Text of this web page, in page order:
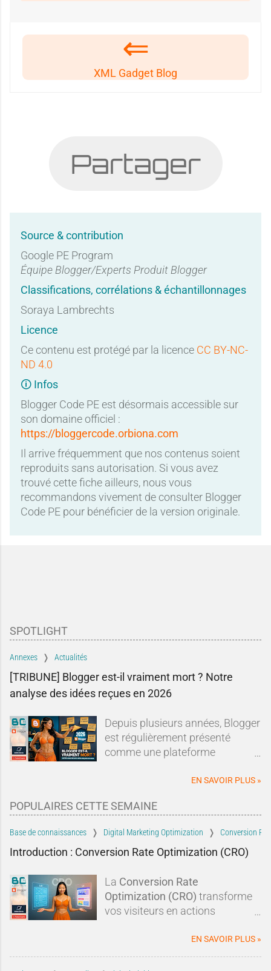
XML Gadget Blog
Partager
Source & contribution
Google PE Program
Équipe Blogger/Experts Produit Blogger
Classifications, corrélations & échantillonnages
Soraya Lambrechts
Licence
Ce contenu est protégé par la licence CC BY-NC-
ND 4.0
🛈 Infos
Blogger Code PE est désormais accessible sur
son domaine officiel :
https://bloggercode.orbiona.com
Il arrive fréquemment que nos contenus soient
reproduits sans autorisation. Si vous avez
trouvé cette fiche ailleurs, nous vous
recommandons vivement de consulter Blogger
Code PE pour bénéficier de la version originale.
SPOTLIGHT
Annexes Actualités
[TRIBUNE] Blogger est-il vraiment mort ? Notre
analyse des idées reçues en 2026
Depuis plusieurs années, Blogger
est régulièrement présenté
comme une plateforme
de vie.Sur les forums, les réseaux
de plateformes de blogging, les
sans cesse : Blogger serait un
dinosaure du Web, Google
longtemps et il serait devenu
incapable de rivaliser avec les
solutions modernes.À tel point
légitimement se demander si
ouvrir un blog sur Blogger en
EN SAVOIR PLUS »
POPULAIRES CETTE SEMAINE
Base de connaissances Digital Marketing Optimization Conversion
Introduction : Conversion Rate Optimization (CRO)
La Conversion Rate
Optimization (CRO) transforme
vos visiteurs en actions
. En optimisant
vospages Blogger, vosCTA, la
EN SAVOIR PLUS »